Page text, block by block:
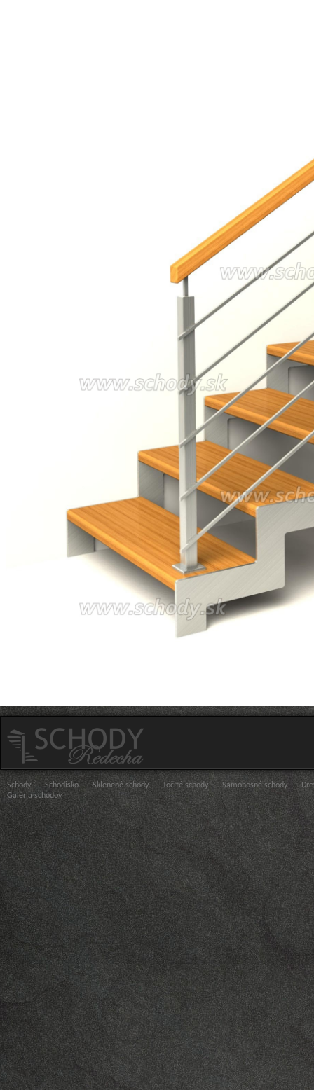
Schody Schodisko Sklenené schody Točité schody Samonosné schody
Galéria schodov